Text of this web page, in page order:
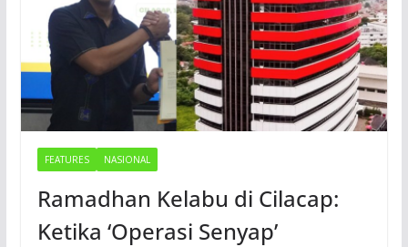
FEATURES NASIONAL
Ramadhan Kelabu di Cilacap:
Ketika ‘Operasi Senyap’